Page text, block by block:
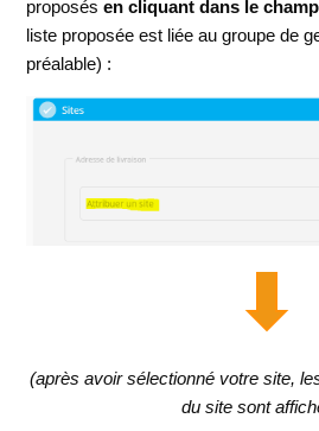
proposésen cliquant dans le
liste proposée est liée au groupe de
préalable) :
(après avoir sélectionné votre site,
du site sont